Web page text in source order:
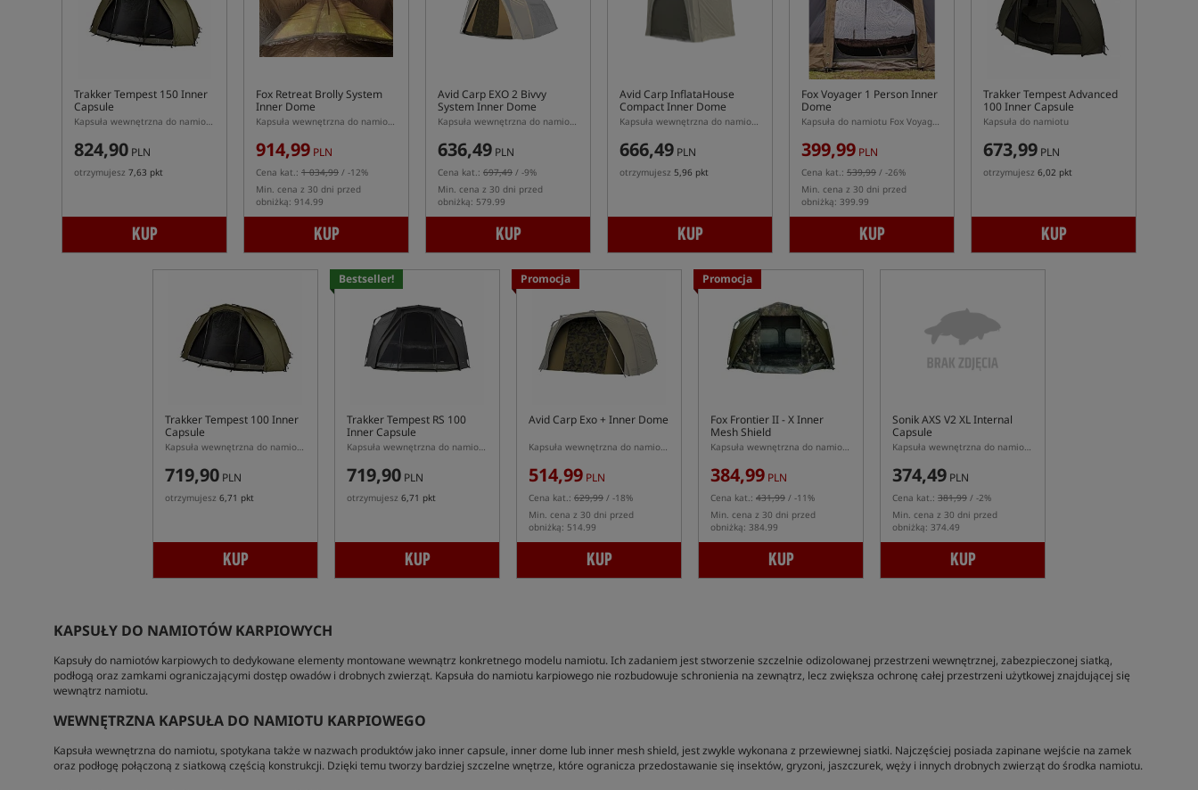
Trakker Tempest 150 Inner
Capsule
Kapsuła wewnętrzna do namiotu Trakker Tempest 150
824,90 PLN
otrzymujesz 7,63 pkt
KUP
Fox Retreat Brolly System
Inner Dome
Kapsuła wewnętrzna do namiotu Fox Retreat
914,99 PLN
Cena kat.: 1 034,99 / -12%
Min. cena z 30 dni przed
obniżką: 914.99
KUP
Avid Carp EXO 2 Bivvy
System Inner Dome
Kapsuła wewnętrzna do namiotu EXO 2 Bivvy System
636,49 PLN
Cena kat.: 697,49 / -9%
Min. cena z 30 dni przed
obniżką: 579.99
KUP
Avid Carp InflataHouse
Compact Inner Dome
Kapsuła wewnętrzna do namiotu InflataHouse Compact
666,49 PLN
otrzymujesz 5,96 pkt
KUP
Fox Voyager 1 Person Inner
Dome
Kapsuła do namiotu Fox Voyager 1 Person Bivvy
399,99 PLN
Cena kat.: 539,99 / -26%
Min. cena z 30 dni przed
obniżką: 399.99
KUP
Trakker Tempest Advanced
100 Inner Capsule
Kapsuła do namiotu
673,99 PLN
otrzymujesz 6,02 pkt
KUP
Trakker Tempest 100 Inner
Capsule
Kapsuła wewnętrzna do namiotu Trakker Tempest 100
719,90 PLN
otrzymujesz 6,71 pkt
KUP
Bestseller!
Trakker Tempest RS 100
Inner Capsule
Kapsuła wewnętrzna do namiotu Tempest RS 100
719,90 PLN
otrzymujesz 6,71 pkt
KUP
Promocja
Avid Carp Exo + Inner Dome
Kapsuła wewnętrzna do namiotu Avid Carp Exo+ Bivvy
514,99 PLN
Cena kat.: 629,99 / -18%
Min. cena z 30 dni przed
obniżką: 514.99
KUP
Promocja
Fox Frontier II - X Inner
Mesh Shield
Kapsuła wewnętrzna do namiotu Fox Frontier II - X
384,99 PLN
Cena kat.: 431,99 / -11%
Min. cena z 30 dni przed
obniżką: 384.99
KUP
Sonik AXS V2 XL Internal
Capsule
Kapsuła wewnętrzna do namiotu AXS V2 XL Bivvy
374,49 PLN
Cena kat.: 381,99 / -2%
Min. cena z 30 dni przed
obniżką: 374.49
KUP
KAPSUŁY DO NAMIOTÓW KARPIOWYCH
Kapsuły do namiotów karpiowych to dedykowane elementy montowane wewnątrz konkretnego modelu namiotu. Ich zadaniem jest stworzenie szczelnie odizolowanej przestrzeni wewnętrznej, zabezpieczonej siatką,
podłogą oraz zamkami ograniczającymi dostęp owadów i drobnych zwierząt. Kapsuła do namiotu karpiowego nie rozbudowuje schronienia na zewnątrz, lecz zwiększa ochronę całej przestrzeni użytkowej znajdującej się
wewnątrz namiotu.
WEWNĘTRZNA KAPSUŁA DO NAMIOTU KARPIOWEGO
Kapsuła wewnętrzna do namiotu, spotykana także w nazwach produktów jako inner capsule, inner dome lub inner mesh shield, jest zwykle wykonana z przewiewnej siatki. Najczęściej posiada zapinane wejście na zamek
oraz podłogę połączoną z siatkową częścią konstrukcji. Dzięki temu tworzy bardziej szczelne wnętrze, które ogranicza przedostawanie się insektów, gryzoni, jaszczurek, węży i innych drobnych zwierząt do środka namiotu.